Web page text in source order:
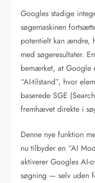
Googles stadige
søgemaskinen
potentielt kan ændre,
med søgeresultater.
bemærket, at Google
“AI-tilstand”, hvor
baserede SGE
fremhævet direkte i
Denne nye funktion
nu tilbyder en “AI
aktiverer Googles
søgning — selv uden